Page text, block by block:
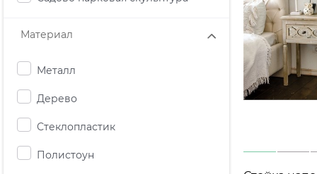
Материал
Металл
Дерево
Стеклопластик
Полистоун